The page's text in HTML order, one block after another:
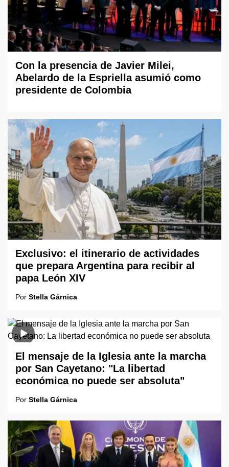
Con la presencia de Javier Milei,
Abelardo de la Espriella asumió como
presidente de Colombia
Exclusivo: el itinerario de actividades
que prepara Argentina para recibir al
papa León XIV
Por Stella Gárnica
El mensaje de la Iglesia ante la marcha
por San Cayetano: "La libertad
económica no puede ser absoluta"
Por Stella Gárnica